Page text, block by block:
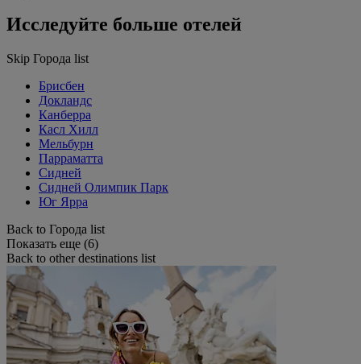
Исследуйте больше отелей
Skip Города list
Брисбен
Докландс
Канберра
Касл Хилл
Мельбурн
Парраматта
Сидней
Сидней Олимпик Парк
Юг Ярра
Back to Города list
Показать еще (6)
Back to other destinations list